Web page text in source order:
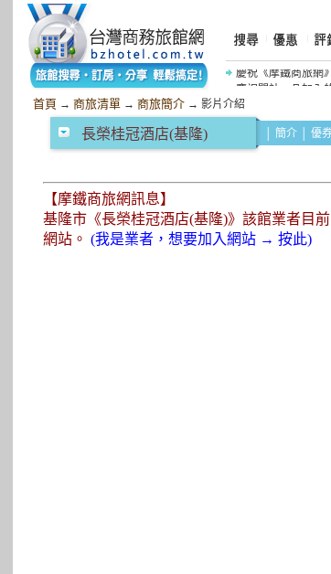
慶祝開站，凡加入
首頁 → 商旅清單 → 商旅簡介 → 影片介紹
長榮桂冠酒店(基隆) 簡介 優
【摩鐵商旅網訊息】
基隆市《長榮桂冠酒店(基隆)》該館業者目
網站。 (我是業者，想要加入網站 → 按此)